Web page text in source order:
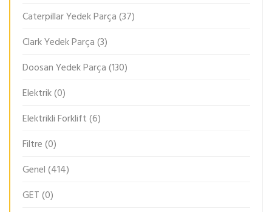
Caterpillar Yedek Parça(37)
Clark Yedek Parça(3)
Doosan Yedek Parça(130)
Elektrik(0)
Elektrikli Forklift(6)
Filtre(0)
Genel(414)
GET(0)